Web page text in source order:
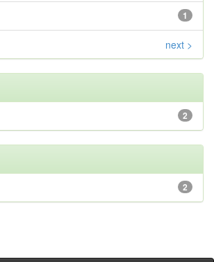
1
next >
2
2